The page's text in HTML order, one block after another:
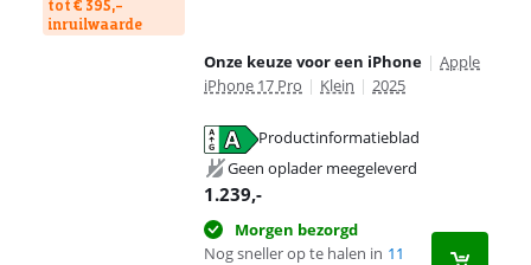
tot € 395,-
inruilwaarde
Onze keuze voor een iPhone | Apple
iPhone 17 Pro | Klein | 2025
Productinformatieblad
Geen oplader meegeleverd
1.239,-
Morgen bezorgd
Nog sneller op te halen in 11